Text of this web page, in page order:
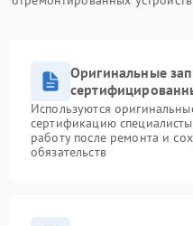
Оригинальные
Используются
сертификацию
работу после ремонта и
обязательств